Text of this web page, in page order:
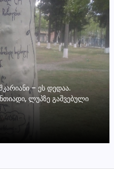
– ᲔᲡ ᲓᲔᲓᲐᲐ.
ᲚᲣᲞᲖᲔ ᲒᲐᲨᲕᲔᲑᲣᲚᲘ